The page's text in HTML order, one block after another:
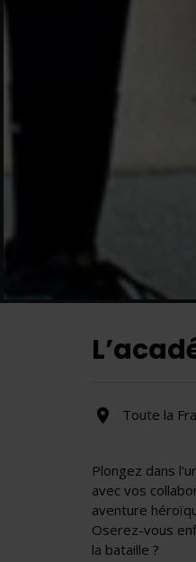
Toute la
Plongez dans
avec vos
aventure
Oserez-vous
la bataille ?